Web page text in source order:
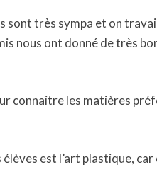
sont très sympa et on
nous ont donné de très
connaitre les matières
est l’art plastique, car